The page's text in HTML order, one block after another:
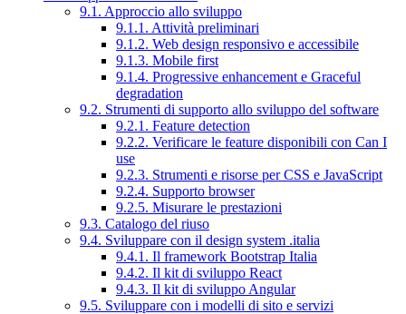
9.1. Approccio allo sviluppo
9.1.1. Attività preliminari
9.1.2. Web design responsivo e accessibile
9.1.3. Mobile first
9.1.4. Progressive enhancement e Graceful
degradation
9.2. Strumenti di supporto allo sviluppo del software
9.2.1. Feature detection
9.2.2. Verificare le feature disponibili con Can I
use
9.2.3. Strumenti e risorse per CSS e JavaScript
9.2.4. Supporto browser
9.2.5. Misurare le prestazioni
9.3. Catalogo del riuso
9.4. Sviluppare con il design system .italia
9.4.1. Il framework Bootstrap Italia
9.4.2. Il kit di sviluppo React
9.4.3. Il kit di sviluppo Angular
9.5. Sviluppare con i modelli di sito e servizi